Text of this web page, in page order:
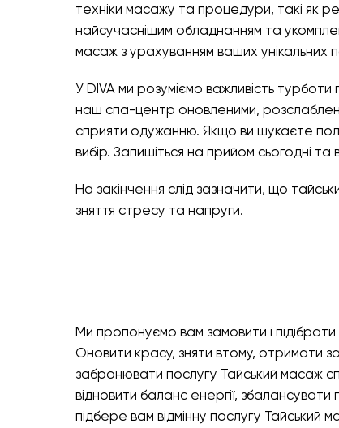
техніки масажу та процедури, такі як
найсучаснішим обладнанням та
масаж з урахуванням ваших
У DIVA ми розуміємо важливість
наш спа-центр оновленими,
сприяти одужанню. Якщо ви шукаєте
вибір. Запишіться на прийом сьогодні
На закінчення слід зазначити, що
зняття стресу та напруги.
Ми пропонуємо вам замовити і
Оновити красу, зняти втому, отримати
забронювати послугу Тайський масаж
відновити баланс енергії,
підбере вам відмінну послугу Тайський